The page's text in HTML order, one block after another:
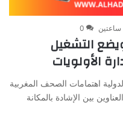
0
التشغيل
الأولويات
اهتمامات الصحف المغربية
بين الإشادة بالمكانة